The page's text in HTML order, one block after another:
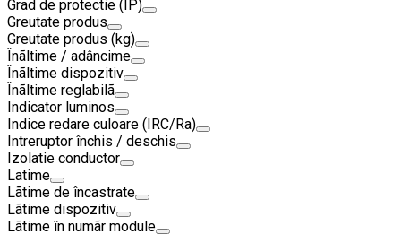
Grad de protectie (IP)
Greutate produs
Greutate produs (kg)
Înãltime / adâncime
Înãltime dispozitiv
Înãltime reglabilã
Indicator luminos
Indice redare culoare (IRC/Ra)
Intreruptor închis / deschis
Izolatie conductor
Latime
Lãtime de încastrate
Lãtime dispozitiv
Lãtime în numãr module